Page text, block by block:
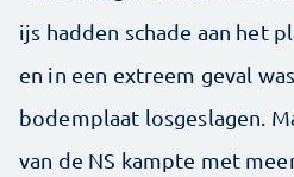
ijs hadden schade aan het
en in een extreem geval
bodemplaat losgeslagen.
van de NS kampte met